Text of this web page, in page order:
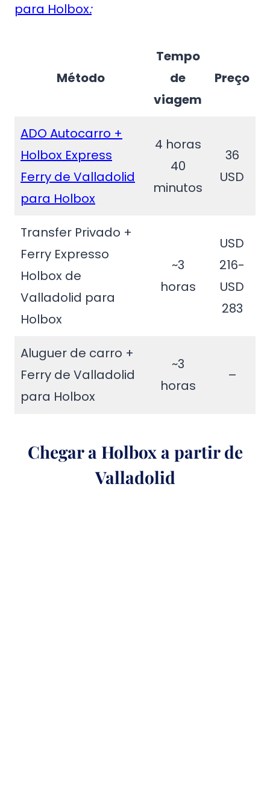
para Holbox:
Método
Tempo
de
viagem
Preço
ADO Autocarro +
Holbox Express
Ferry de Valladolid
para Holbox
4 horas
40
minutos
36
USD
Transfer Privado +
Ferry Expresso
Holbox de
Valladolid para
Holbox
~3
horas
USD
216-
USD
283
Aluguer de carro +
Ferry de Valladolid
para Holbox
~3
horas
–
Chegar a Holbox a partir de
Valladolid